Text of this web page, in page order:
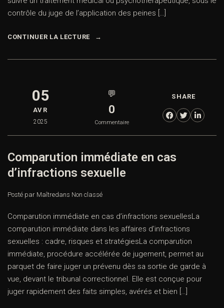
contrôle du juge de l’application des peines […]
CONTINUER LA LECTURE
05
AVR
2025
💬
0
Commentaire
SHARE
Comparution immédiate en cas
d’infractions sexuelle
Posté par Maîtredans Non classé
Comparution immédiate en cas d’infractions sexuellesLa
comparution immédiate dans les affaires d’infractions
sexuelles : cadre, risques et stratégiesLa comparution
immédiate, procédure accélérée de jugement, permet au
parquet de faire juger un prévenu dès sa sortie de garde à
vue, devant le tribunal correctionnel. Elle est conçue pour
juger rapidement des faits simples, avérés et bien […]